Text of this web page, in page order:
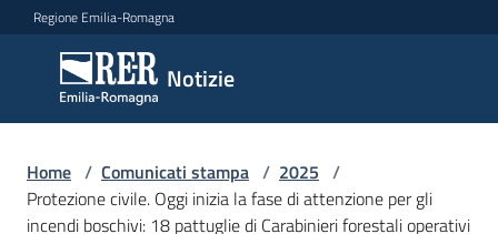
Vai al contenuto
Vai alla navigazione
Vai al footer
Regione Emilia-Romagna
Notizie
Notizie
Comunicati
stampa
Menu selezionato
Home / Comunicati stampa / 2025 /
Protezione civile. Oggi inizia la fase di attenzione per gli
incendi boschivi: 18 pattuglie di Carabinieri forestali operativi